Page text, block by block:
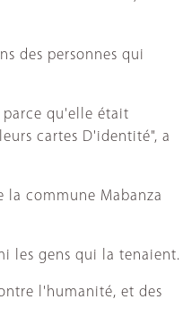
des personnes qui
parce qu'elle était
cartes D'identité", a
commune Mabanza
les gens qui la tenaient.
l'humanité, et des